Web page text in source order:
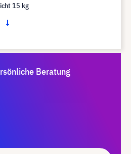
15 kg
Beratung